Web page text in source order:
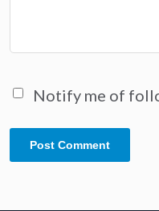
Notify me of